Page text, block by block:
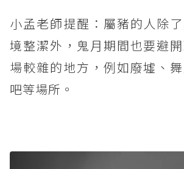
小孟老師提醒：屬豬的人除
境整潔外，鬼月期間也要避
場較雜的地方，例如廢墟、
吧等場所。